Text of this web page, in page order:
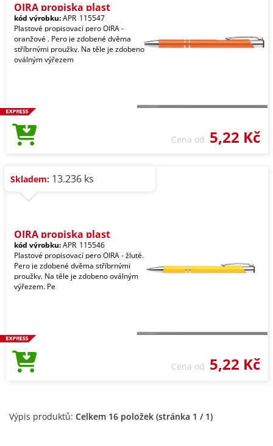
OIRA propiska plast
kód výrobku:APR_115547
Plastové propisovací pero OIRA -
oranžové . Pero je zdobené dvěma
stříbrnými proužky. Na těle je zdobeno
oválným výřezem
Cena od 5,22 Kč
Skladem: 13.236 ks
OIRA propiska plast
kód výrobku:APR_115546
Plastové propisovací pero OIRA - žluté.
Pero je zdobené dvěma stříbrnými
proužky. Na těle je zdobeno oválným
výřezem. Pe
Cena od 5,22 Kč
Výpis produktů: Celkem 16 položek (stránka 1 / 1)